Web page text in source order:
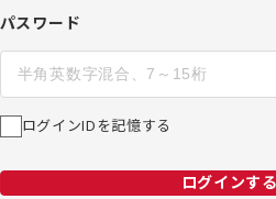
パスワード
ログインIDを記憶する
ログインする